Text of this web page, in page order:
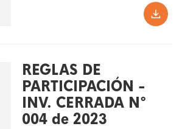
REGLAS DE
PARTICIPACIÓN -
INV. CERRADA N°
004 de 2023